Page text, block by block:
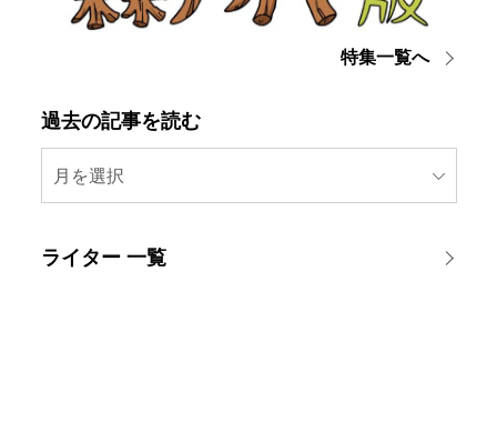
特集一覧へ
過去の記事を読む
月を選択
ライター 一覧